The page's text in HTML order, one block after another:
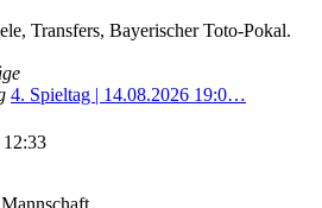
Transfers, Bayerischer Toto-Pokal.
4. Spieltag | 14.08.2026 19:0…
Beitrag